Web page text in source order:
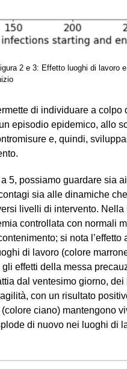
2 e 3: Effetto luoghi di lavoro
di individuare a colpo
episodio epidemico, allo
e, quindi,
5, possiamo guardare sia
sia alle dinamiche che
livelli di intervento. Nella
controllata con normali
si nota l’effetto
di lavoro (colore
effetti della messa
dal ventesimo giorno, dei
con un risultato
ciano) mantengono
di nuovo nei luoghi di